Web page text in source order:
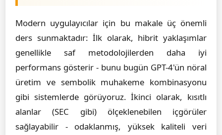
Modern uygulayıcılar için bu makale üç önemli
ders sunmaktadır: İlk olarak, hibrit yaklaşımlar
genellikle saf metodolojilerden daha iyi
performans gösterir - bunu bugün GPT-4'ün nöral
üretim ve sembolik muhakeme kombinasyonu
gibi sistemlerde görüyoruz. İkinci olarak, kısıtlı
alanlar (SEC gibi) ölçeklenebilen içgörüler
sağlayabilir - odaklanmış, yüksek kaliteli veri